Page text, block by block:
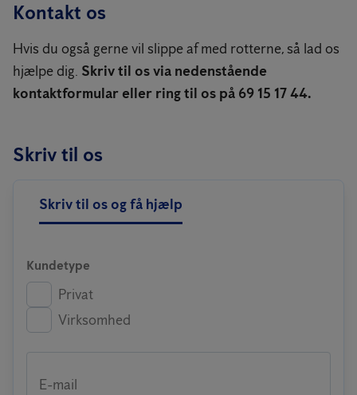
Kontakt os
Hvis du også gerne vil slippe af med rotterne, så lad os
hjælpe dig. Skriv til os via nedenstående
kontaktformular eller ring til os på 69 15 17 44.
Skriv til os
Skriv til os og få hjælp
Kundetype
Privat
Virksomhed
E-mail